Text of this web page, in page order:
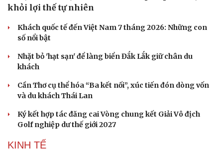
khỏi lợi thế tự nhiên
Khách quốc tế đến Việt Nam 7 tháng 2026: Những con
số nổi bật
Nhặt bỏ 'hạt sạn' để làng biển Đắk Lắk giữ chân du
khách
Cần Thơ cụ thể hóa “Ba kết nối”, xúc tiến đón dòng vốn
và du khách Thái Lan
Ký kết hợp tác đăng cai Vòng chung kết Giải Vô địch
Golf nghiệp dư thế giới 2027
KINH TẾ